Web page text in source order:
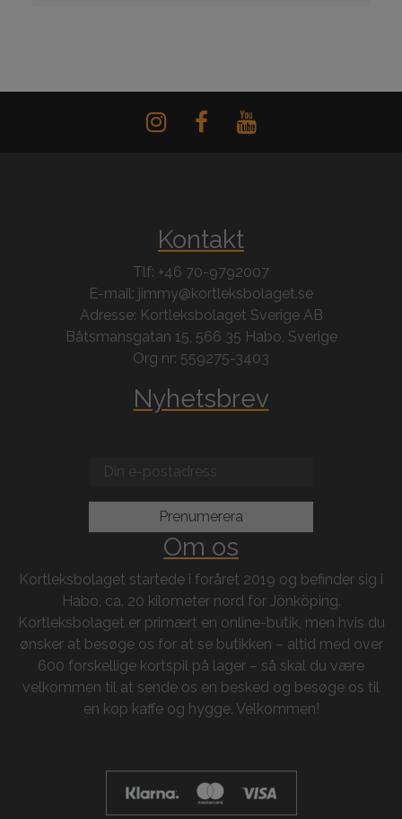
Kontakt
Tlf: +46 70-9792007
E-mail: jimmy@kortleksbolaget.se
Adresse: Kortleksbolaget Sverige AB
Båtsmansgatan 15, 566 35 Habo, Sverige
Org nr: 559275-3403
Nyhetsbrev
Om os
Kortleksbolaget startede i foråret 2019 og befinder sig i
Habo, ca. 20 kilometer nord for Jönköping.
Kortleksbolaget er primært en online-butik, men hvis du
ønsker at besøge os for at se butikken – altid med over
600 forskellige kortspil på lager – så skal du være
velkommen til at sende os en besked og besøge os til
en kop kaffe og hygge. Velkommen!